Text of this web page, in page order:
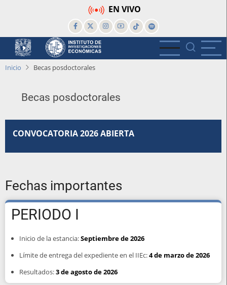
principal
EN VIVO
Inicio Becas posdoctorales
Becas posdoctorales
CONVOCATORIA 2026 ABIERTA
Fechas importantes
PERIODO I
Inicio de la estancia:Septiembre de 2026
Límite de entrega del expediente en el IIEc:4 de marzo de 2026
Resultados:3 de agosto de 2026